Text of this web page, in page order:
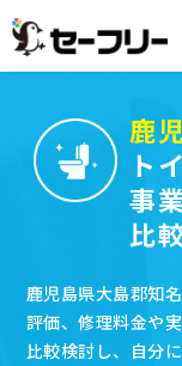
鹿
ト
事
比
鹿児島県大島郡知
評価、修理料金や
比較検討し、自分